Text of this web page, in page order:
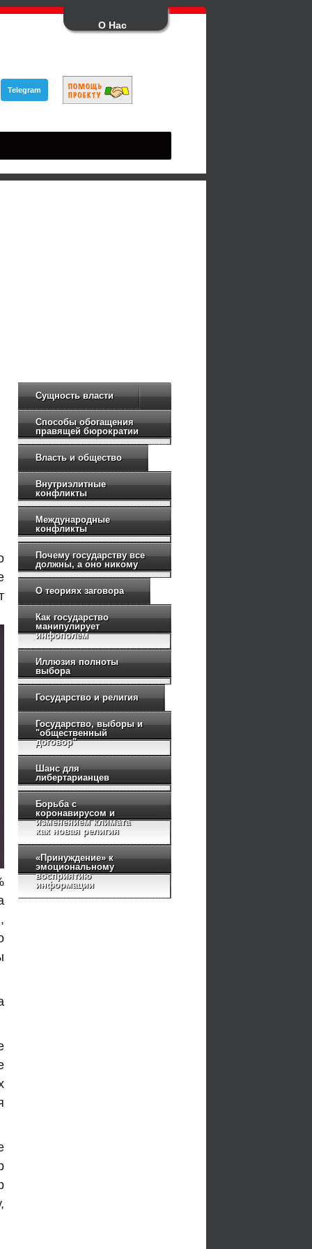
О Нас
Telegram
Сущность власти
Способы обогащения
правящей бюрократии
Власть и общество
Внутриэлитные
конфликты
Международные
конфликты
Почему государству все
должны, а оно никому
О теориях заговора
Как государство
манипулирует
инфополем
Иллюзия полноты
выбора
Государство и религия
Государство, выборы и
"общественный
договор"
Шанс для
либертарианцев
Борьба с
коронавирусом и
изменением климата
как новая религия
«Принуждение» к
эмоциональному
восприятию
информации